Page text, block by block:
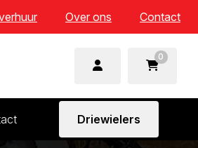
Over ons Contact
0
Driewielers